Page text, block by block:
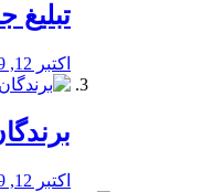
تبلیغ
اکتبر 12, 2019
اکتبر 12, 2019